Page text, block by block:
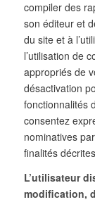
compiler des
son éditeur et
du site et à
l’utilisation de
appropriés de
désactivation
fonctionnalités
consentez
nominatives
finalités
L’utilisateur
modification,